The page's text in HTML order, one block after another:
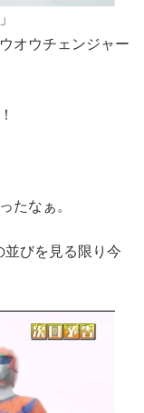
オウチェンジャー
たなぁ。
並びを見る限り今